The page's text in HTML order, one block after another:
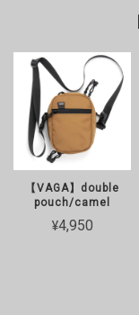
【VAGA】double
pouch/camel
¥4,950